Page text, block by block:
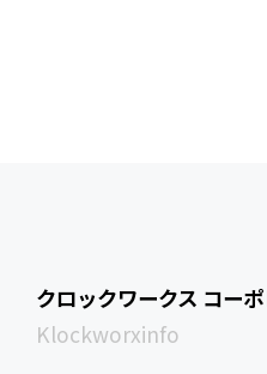
クロックワークス コー
Klockworxinfo